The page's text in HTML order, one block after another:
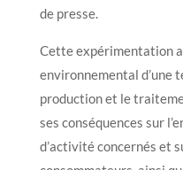
de presse.
Cette expérimentation a
environnemental d’une
production et le
ses conséquences sur
d’activité concernés et